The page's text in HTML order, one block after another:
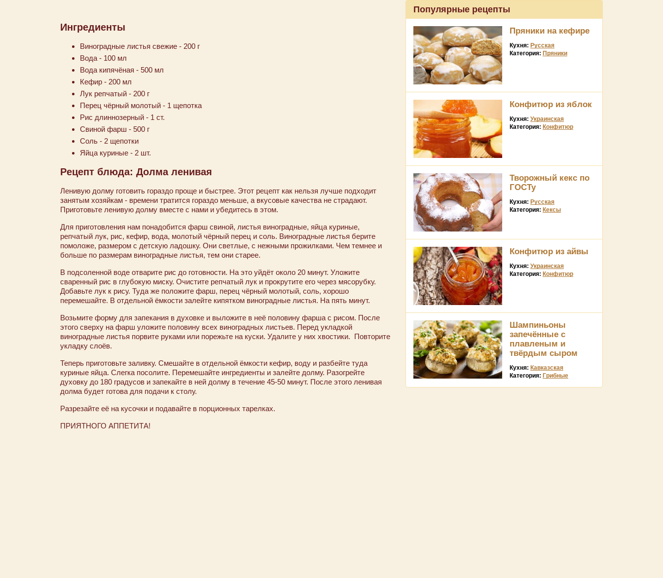
Ингредиенты
Виноградные листья свежие - 200 г
Вода - 100 мл
Вода кипячёная - 500 мл
Кефир - 200 мл
Лук репчатый - 200 г
Перец чёрный молотый - 1 щепотка
Рис длиннозерный - 1 ст.
Свиной фарш - 500 г
Соль - 2 щепотки
Яйца куриные - 2 шт.
Рецепт блюда: Долма ленивая
Ленивую долму готовить гораздо проще и быстрее. Этот рецепт как нельзя лучше подходит
занятым хозяйкам - времени тратится гораздо меньше, а вкусовые качества не страдают.
Приготовьте ленивую долму вместе с нами и убедитесь в этом.
Для приготовления нам понадобится фарш свиной, листья виноградные, яйца куриные,
репчатый лук, рис, кефир, вода, молотый чёрный перец и соль. Виноградные листья берите
помоложе, размером с детскую ладошку. Они светлые, с нежными прожилками. Чем темнее и
больше по размерам виноградные листья, тем они старее.
В подсоленной воде отварите рис до готовности. На это уйдёт около 20 минут. Уложите
сваренный рис в глубокую миску. Очистите репчатый лук и прокрутите его через мясорубку.
Добавьте лук к рису. Туда же положите фарш, перец чёрный молотый, соль, хорошо
перемешайте. В отдельной ёмкости залейте кипятком виноградные листья. На пять минут.
Возьмите форму для запекания в духовке и выложите в неё половину фарша с рисом. После
этого сверху на фарш уложите половину всех виноградных листьев. Перед укладкой
виноградные листья порвите руками или порежьте на куски. Удалите у них хвостики. Повторите
укладку слоёв.
Теперь приготовьте заливку. Смешайте в отдельной ёмкости кефир, воду и разбейте туда
куриные яйца. Слегка посолите. Перемешайте ингредиенты и залейте долму. Разогрейте
духовку до 180 градусов и запекайте в ней долму в течение 45-50 минут. После этого ленивая
долма будет готова для подачи к столу.
Разрезайте её на кусочки и подавайте в порционных тарелках.
ПРИЯТНОГО АППЕТИТА!
Популярные рецепты
Пряники на кефире
Кухня: Русская
Категория: Пряники
Конфитюр из яблок
Кухня: Украинская
Категория: Конфитюр
Творожный кекс по
ГОСТу
Кухня: Русская
Категория: Кексы
Конфитюр из айвы
Кухня: Украинская
Категория: Конфитюр
Шампиньоны
запечённые с
плавленым и
твёрдым сыром
Кухня: Кавказская
Категория: Грибные